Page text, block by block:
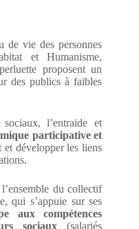
de vie des personnes
et Humanisme,
proposent un
des publics à faibles
l’entraide et
participative et
et développer les liens
du collectif
qui s’appuie sur ses
aux compétences
sociaux(salariés